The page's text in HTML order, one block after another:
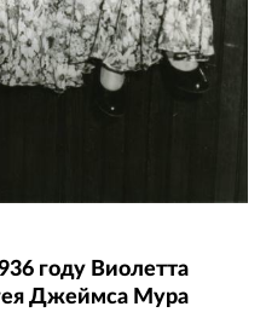
году Виолетта
Джеймса Мура